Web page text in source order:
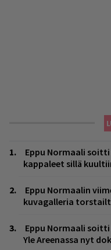
Eppu Normaali soitti
kappaleet sillä
Eppu Normaalin
kuvagalleria
Eppu Normaali
Yle Areenassa nyt